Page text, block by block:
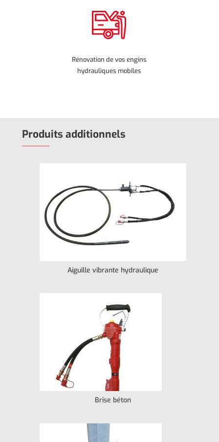
Rénovation de vos engins
hydrauliques mobiles
Produits additionnels
Aiguille vibrante hydraulique
Brise béton